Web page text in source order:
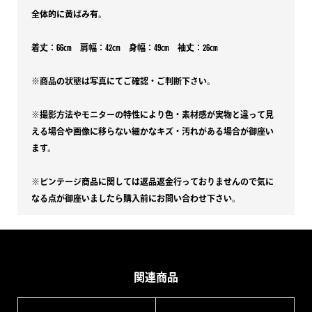
ャ
個
全体的に黄ばみ有。
着丈：66㎝ 肩幅：42㎝ 身幅：49㎝ 袖丈：26㎝
※商品の状態は写真にてご確認・ご判断下さい。
※撮影方法やモニターの特性により色・素材感が実物と違って見
える場合や画像に移らない細かなキズ・汚れがある場合が御座い
ます。
※ビンテージ商品に関しては返品返金行っておりませんので気に
なる点が御座いましたら購入前にお問い合わせ下さい。
関連商品